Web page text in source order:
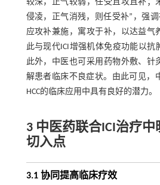
较深，正气较弱，任受且攻且补；
侵凌，正气消残，则任受补”，强调
应攻补兼施，寓攻于补，以达益气
此与现代ICI增强机体免疫功能以抗
此外，中医也可采用药物外敷、针
解患者临床不良症状。由此可见，
HCC的临床应用中具有良好的潜力。
3 中医药联合ICI治疗中
切入点
3.1 协同提高临床疗效